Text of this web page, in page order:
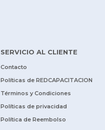
SERVICIO AL CLIENTE
Contacto
Políticas de REDCAPACITACION
Términos y Condiciones
Políticas de privacidad
Política de Reembolso